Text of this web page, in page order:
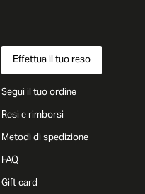
Effettua il tuo reso
Segui il tuo ordine
Resi e rimborsi
Metodi di spedizione
FAQ
Gift card